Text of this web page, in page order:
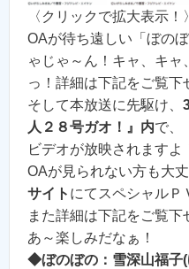
〈クリックで拡大表示！〉
OAが待ち遠しい「ぼの
ゃじゃ～ん！キャ、キャ
っ！詳細は下記をご覧下
そして本放送に先駆け、
人２８号ガオ！』内で、
ビデオが放映されますよ
OAが見られない方も大丈
サイト にてスペシャルＰ
また詳細は下記をご覧下
あ～楽しみだなぁ！
◆ぼのぼの：雪深山福子